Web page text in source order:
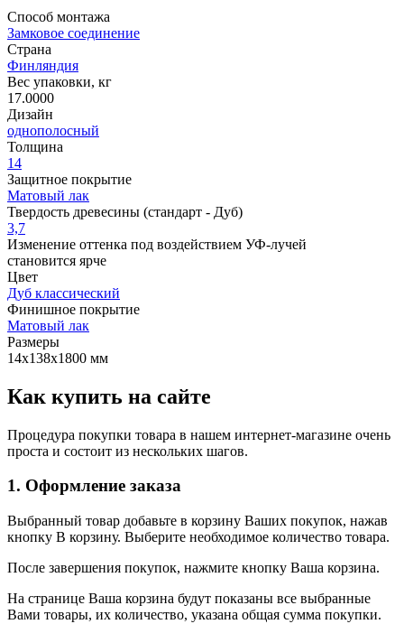
Способ монтажа
Замковое соединение
Страна
Финляндия
Вес упаковки, кг
17.0000
Дизайн
однополосный
Толщина
14
Защитное покрытие
Матовый лак
Твердость древесины (стандарт - Дуб)
3,7
Изменение оттенка под воздействием УФ-лучей
становится ярче
Цвет
Дуб классический
Финишное покрытие
Матовый лак
Размеры
14x138x1800 мм
Как купить на сайте
Процедура покупки товара в нашем интернет-магазине очень
проста и состоит из нескольких шагов.
1. Оформление заказа
Выбранный товар добавьте в корзину Ваших покупок, нажав
кнопку В корзину. Выберите необходимое количество товара.
После завершения покупок, нажмите кнопку Ваша корзина.
На странице Ваша корзина будут показаны все выбранные
Вами товары, их количество, указана общая сумма покупки.